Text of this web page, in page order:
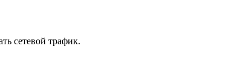
сетевой трафик.